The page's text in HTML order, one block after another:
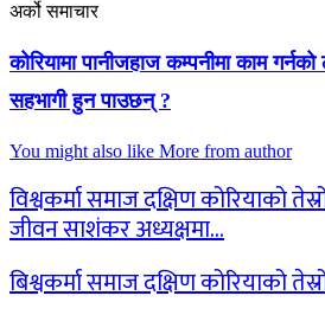
अर्को समाचार
कोरियामा पानीजहाज कम्पनीमा काम
सहभागी हुन पाउछन् ?
You might also like More from author
विश्वकर्मा समाज दक्षिण कोरियाको
जीवन साशंकर अध्यक्षमा…
बिश्वकर्मा समाज दक्षिण कोरियाको